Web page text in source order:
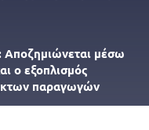
Αποζημιώνεται μέσω
ο εξοπλισμός
παραγωγών